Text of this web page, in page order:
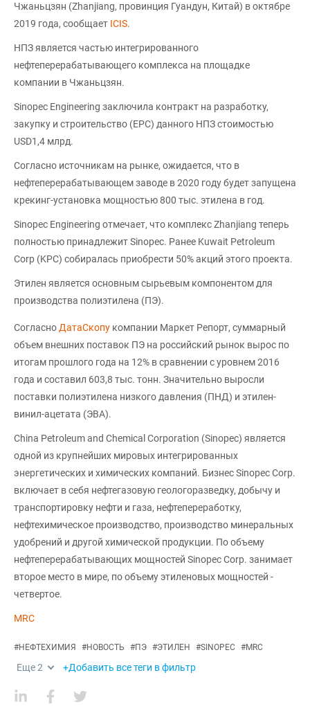
Чжаньцзян (Zhanjiang, провинция Гуандун, Китай) в октябре
2019 года, сообщает ICIS.
НПЗ является частью интегрированного
нефтеперерабатывающего комплекса на площадке
компании в Чжаньцзян.
Sinopec Engineering заключила контракт на разработку,
закупку и строительство (EPC) данного НПЗ стоимостью
USD1,4 млрд.
Согласно источникам на рынке, ожидается, что в
нефтеперерабатывающем заводе в 2020 году будет запущена
крекинг-установка мощностью 800 тыс. этилена в год.
Sinopec Engineering отмечает, что комплекс Zhanjiang теперь
полностью принадлежит Sinopec. Ранее Kuwait Petroleum
Corp (KPC) собиралась приобрести 50% акций этого проекта.
Этилен является основным сырьевым компонентом для
производства полиэтилена (ПЭ).
Согласно ДатаСкопу компании Маркет Репорт, суммарный
объем внешних поставок ПЭ на российский рынок вырос по
итогам прошлого года на 12% в сравнении с уровнем 2016
года и составил 603,8 тыс. тонн. Значительно выросли
поставки полиэтилена низкого давления (ПНД) и этилен-
винил-ацетата (ЭВА).
China Petroleum and Chemical Corporation (Sinopec) является
одной из крупнейших мировых интегрированных
энергетических и химических компаний. Бизнес Sinopec Corp.
включает в себя нефтегазовую геологоразведку, добычу и
транспортировку нефти и газа, нефтепереработку,
нефтехимическое производство, производство минеральных
удобрений и другой химической продукции. По объему
нефтеперерабатывающих мощностей Sinopec Corp. занимает
второе место в мире, по объему этиленовых мощностей -
четвертое.
MRC
#НЕФТЕХИМИЯ #НОВОСТЬ #ПЭ #ЭТИЛЕН #SINOPEC #MRC
Еще2 +Добавить все теги в фильтр